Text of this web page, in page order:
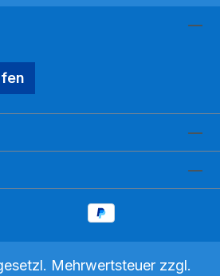
Mehrwertsteuer zzgl.